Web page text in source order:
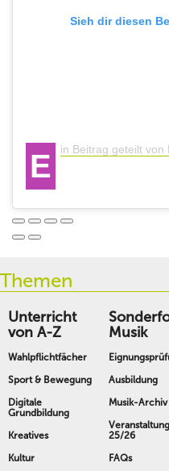
Sieh dir diesen
E in Beitrag geteilt von MS
Themen
Unterricht
von A-Z
Wahlpflichtfächer
Sport & Bewegung
Digitale
Grundbildung
Kreatives
Kultur
Musik
Ausbildung
Musik-Archiv
25/26
FAQs